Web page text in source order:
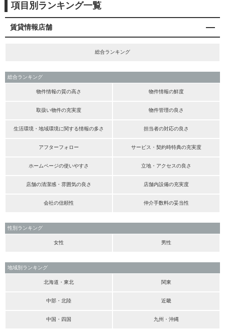
項目別ランキング一覧
賃貸情報店舗
総合ランキング
総合ランキング
物件情報の質の高さ 物件情報の鮮度
取扱い物件の充実度 物件管理の良さ
生活環境・地域環境に関する情報の多さ 担当者の対応の良さ
アフターフォロー サービス・契約時特典の充実度
ホームページの使いやすさ 立地・アクセスの良さ
店舗の清潔感・雰囲気の良さ 店舗内設備の充実度
会社の信頼性 仲介手数料の妥当性
性別ランキング
女性 男性
地域別ランキング
北海道・東北 関東
中部・北陸 近畿
中国・四国 九州・沖縄